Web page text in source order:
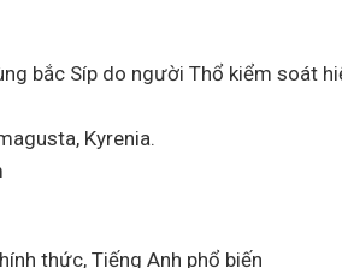
bắc Síp do người Thổ kiểm soát
Kyrenia.
thức, Tiếng Anh phổ biến